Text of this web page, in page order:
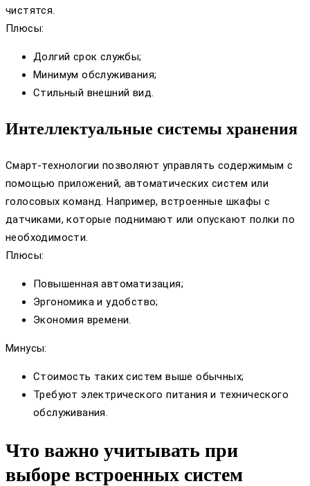
чистятся.
Плюсы:
Долгий срок службы;
Минимум обслуживания;
Стильный внешний вид.
Интеллектуальные системы хранения
Смарт-технологии позволяют управлять содержимым с
помощью приложений, автоматических систем или
голосовых команд. Например, встроенные шкафы с
датчиками, которые поднимают или опускают полки по
необходимости.
Плюсы:
Повышенная автоматизация;
Эргономика и удобство;
Экономия времени.
Минусы:
Стоимость таких систем выше обычных;
Требуют электрического питания и технического
обслуживания.
Что важно учитывать при
выборе встроенных систем